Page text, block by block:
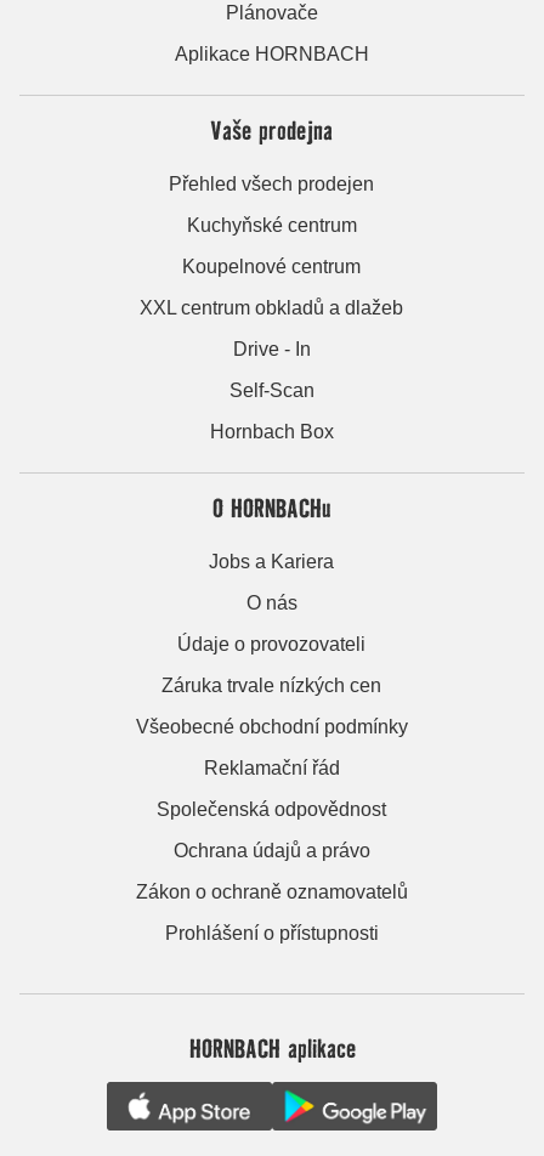
Plánovače
Aplikace HORNBACH
Vaše prodejna
Přehled všech prodejen
Kuchyňské centrum
Koupelnové centrum
XXL centrum obkladů a dlažeb
Drive - In
Self-Scan
Hornbach Box
O HORNBACHu
Jobs a Kariera
O nás
Údaje o provozovateli
Záruka trvale nízkých cen
Všeobecné obchodní podmínky
Reklamační řád
Společenská odpovědnost
Ochrana údajů a právo
Zákon o ochraně oznamovatelů
Prohlášení o přístupnosti
HORNBACH aplikace